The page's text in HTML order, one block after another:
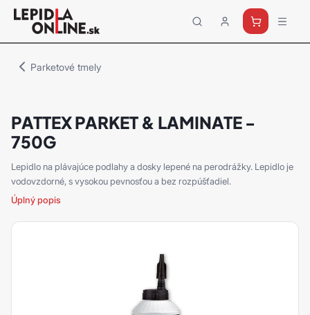
Priemyselné
lepidlá
Parketové tmely
PATTEX PARKET & LAMINATE -
750G
Lepidlo na plávajúce podlahy a dosky lepené na perodrážky. Lepidlo je
vodovzdorné, s vysokou pevnosťou a bez rozpúšťadiel.
Úplný popis